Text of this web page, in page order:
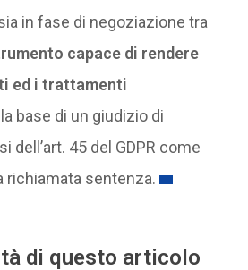
in fase di negoziazione tra
capace di rendere
ed i trattamenti
base di un giudizio di
dell’art. 45 del GDPR come
richiamata sentenza.
di questo articolo